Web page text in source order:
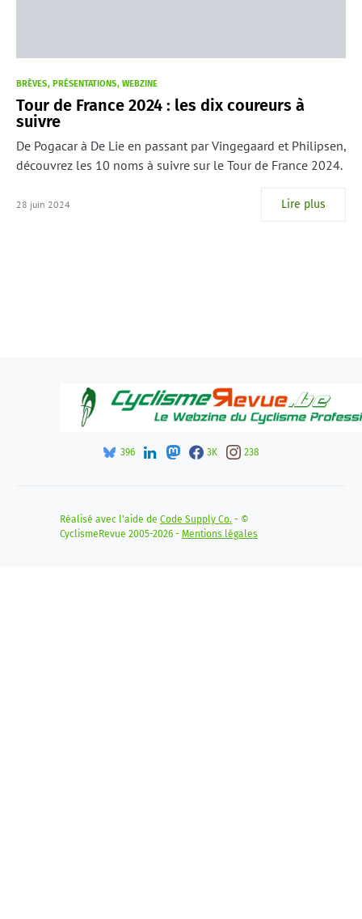
BRÈVES PRÉSENTATIONS WEBZINE
Tour de France 2024 : les dix coureurs à
suivre
De Pogacar à De Lie en passant par Vingegaard et Philipsen,
découvrez les 10 noms à suivre sur le Tour de France 2024.
28 juin 2024 Lire plus
396 3K 238
Réalisé avec l'aide de Code Supply Co. - ©
CyclismeRevue 2005-2026 - Mentions légales